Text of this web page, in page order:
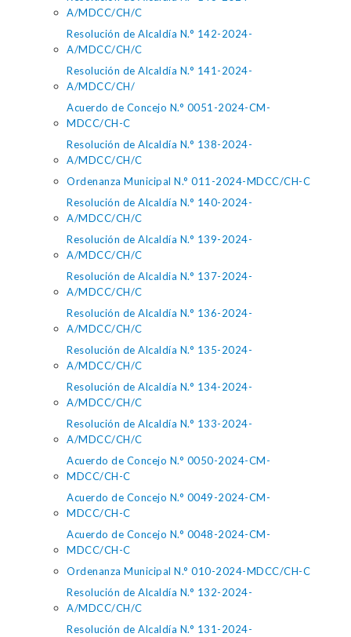
A/MDCC/CH/C
Resolución de Alcaldía N.° 142-2024-
A/MDCC/CH/C
Resolución de Alcaldía N.° 141-2024-
A/MDCC/CH/
Acuerdo de Concejo N.° 0051-2024-CM-
MDCC/CH-C
Resolución de Alcaldía N.° 138-2024-
A/MDCC/CH/C
Ordenanza Municipal N.° 011-2024-MDCC/CH-C
Resolución de Alcaldía N.° 140-2024-
A/MDCC/CH/C
Resolución de Alcaldía N.° 139-2024-
A/MDCC/CH/C
Resolución de Alcaldia N.° 137-2024-
A/MDCC/CH/C
Resolución de Alcaldía N.° 136-2024-
A/MDCC/CH/C
Resolución de Alcaldía N.° 135-2024-
A/MDCC/CH/C
Resolución de Alcaldía N.° 134-2024-
A/MDCC/CH/C
Resolución de Alcaldía N.° 133-2024-
A/MDCC/CH/C
Acuerdo de Concejo N.° 0050-2024-CM-
MDCC/CH-C
Acuerdo de Concejo N.° 0049-2024-CM-
MDCC/CH-C
Acuerdo de Concejo N.° 0048-2024-CM-
MDCC/CH-C
Ordenanza Municipal N.° 010-2024-MDCC/CH-C
Resolución de Alcaldía N.° 132-2024-
A/MDCC/CH/C
Resolución de Alcaldía N.° 131-2024-